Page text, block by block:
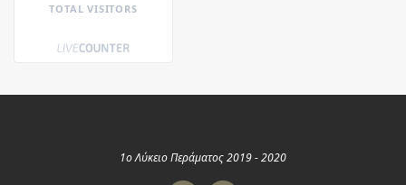
TOTAL VISITORS
1ο Λύκειο Περάματος 2019 - 2020